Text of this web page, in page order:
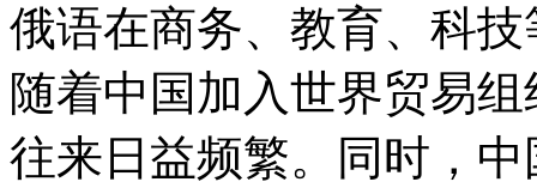
俄语在商务、教育、科
随着中国加入世界贸易
往来日益频繁。同时，